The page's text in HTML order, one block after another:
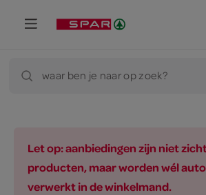
waar ben je naar op zoek?
Let op: aanbiedingen zijn niet
producten, maar worden wél
verwerkt in de winkelmand.